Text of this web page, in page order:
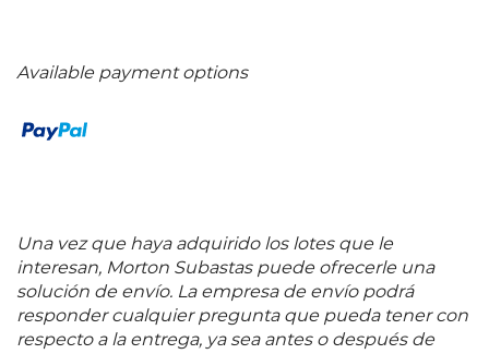
Available payment options
Una vez que haya adquirido los lotes que le
interesan, Morton Subastas puede ofrecerle una
solución de envío. La empresa de envío podrá
responder cualquier pregunta que pueda tener con
respecto a la entrega, ya sea antes o después de